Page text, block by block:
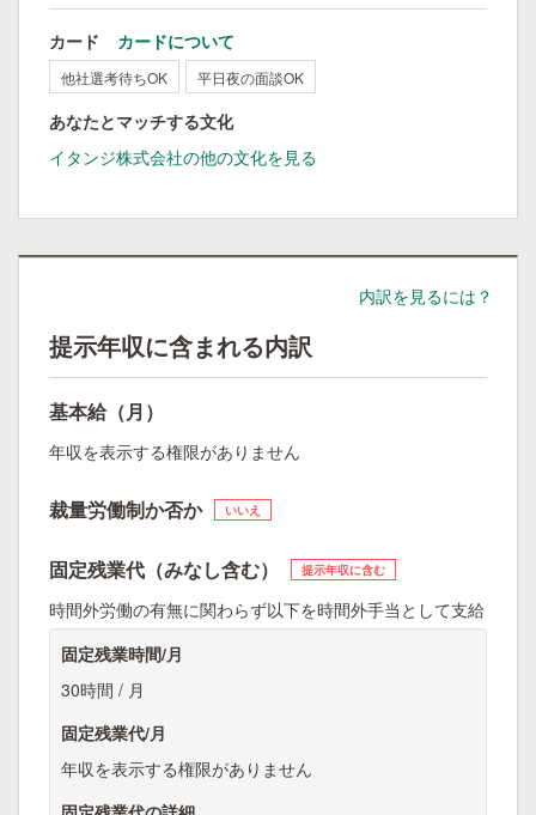
カード カードについて
他社選考待ちOK 平日夜の面談OK
あなたとマッチする文化
イタンジ株式会社の他の文化を見る
内訳を見るには？
提示年収に含まれる内訳
基本給（月）
年収を表示する権限がありません
裁量労働制か否か いいえ
固定残業代（みなし含む） 提示年収に含む
時間外労働の有無に関わらず以下を時間外手当として支給
固定残業時間/月
30時間 / 月
固定残業代/月
年収を表示する権限がありません